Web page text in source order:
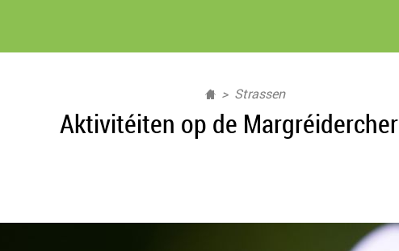
Strassen
Aktivitéiten op de Margréidercher